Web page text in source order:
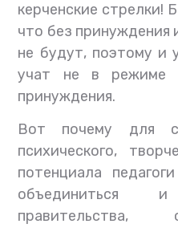
керченские стрелки!
что без принуждения
не будут, поэтому и
учат не в режиме
принуждения.
Вот почему для
психического,
потенциала
объединиться
правительства,